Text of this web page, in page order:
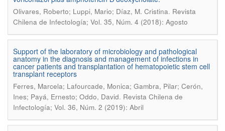
Olivares, Roberto; Luppi, Mario; Díaz, M. Cristina. Revista
Chilena de Infectología; Vol. 35, Núm. 4 (2018): Agosto
Support of the laboratory of microbiology and pathological
anatomy in the diagnosis and management of infections in
cancer patients and transplantation of hematopoietic stem cell
transplant receptors
Ferres, Marcela; Lafourcade, Monica; Gambra, Pilar; Cerón,
Ines; Payá, Ernesto; Oddo, David. Revista Chilena de
Infectología; Vol. 36, Núm. 2 (2019): Abril